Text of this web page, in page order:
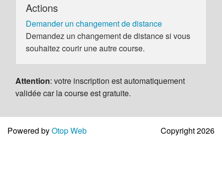
Actions
Demander un changement de distance
Demandez un changement de distance si vous
souhaitez courir une autre course.
Attention: votre inscription est automatiquement
validée car la course est gratuite.
Powered byOtop Web Copyright 2026